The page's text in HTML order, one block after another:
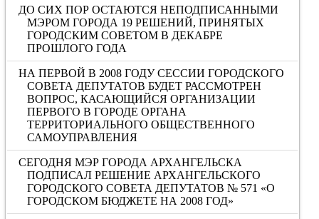
ДО СИХ ПОР ОСТАЮТСЯ НЕПОДПИСАННЫМИ
МЭРОМ ГОРОДА 19 РЕШЕНИЙ, ПРИНЯТЫХ
ГОРОДСКИМ СОВЕТОМ В ДЕКАБРЕ
ПРОШЛОГО ГОДА
НА ПЕРВОЙ В 2008 ГОДУ СЕССИИ ГОРОДСКОГО
СОВЕТА ДЕПУТАТОВ БУДЕТ РАССМОТРЕН
ВОПРОС, КАСАЮЩИЙСЯ ОРГАНИЗАЦИИ
ПЕРВОГО В ГОРОДЕ ОРГАНА
ТЕРРИТОРИАЛЬНОГО ОБЩЕСТВЕННОГО
САМОУПРАВЛЕНИЯ
СЕГОДНЯ МЭР ГОРОДА АРХАНГЕЛЬСКА
ПОДПИСАЛ РЕШЕНИЕ АРХАНГЕЛЬСКОГО
ГОРОДСКОГО СОВЕТА ДЕПУТАТОВ № 571 «О
ГОРОДСКОМ БЮДЖЕТЕ НА 2008 ГОД»